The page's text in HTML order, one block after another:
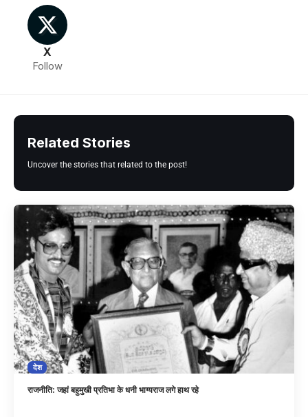
X
Follow
Related Stories
Uncover the stories that related to the post!
देश
राजनीति: जहां बहुमुखी प्रतिभा के धनी भाग्यराज लगे हाथ रहे